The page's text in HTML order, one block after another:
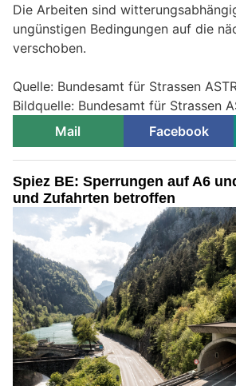
Die Arbeiten sind
ungünstigen Bedingungen auf die
verschoben.
Quelle: Bundesamt für Strassen
Bildquelle: Bundesamt für Strassen
Mail
Facebook
Spiez BE: Sperrungen auf A6
und Zufahrten betroffen